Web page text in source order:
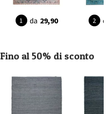
da 29,90 da
Fino al 50% di sconto